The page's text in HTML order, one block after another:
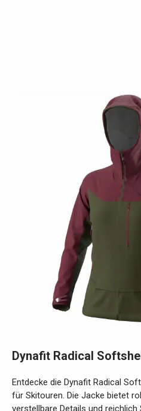
Dynafit Radical
Entdecke die Dynafit Radical
für Skitouren. Die Jacke bietet
verstellbare Details und reichlich